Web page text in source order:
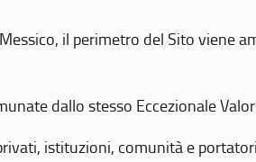
il perimetro del Sito viene
dallo stesso Eccezionale
istituzioni, comunità e